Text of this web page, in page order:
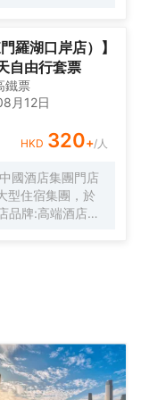
即熱，無需等
配備高清投影
心服務:酒店設有
惱，讓旅途更加
假的理想之選。
無法涵蓋所有房
羅湖口岸店）】
自由行套票
鐵票
月12日
HKD 320+/人
國酒店集團門店
型住宿集團，於
品牌:高端酒店品
旗下酒店超過
國31個省293座
品牌優勢和專業
探索住宿業與互
成為全球領先的